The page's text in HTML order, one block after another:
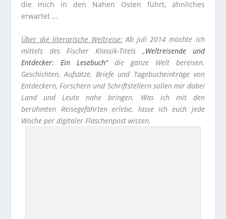
die mich in den Nahen Osten führt, ähnliches
erwartet …
Über die literarische Weltreise: Ab Juli 2014 möchte ich
mittels des Fischer Klassik-Titels „Weltreisende und
Entdecker: Ein Lesebuch“die ganze Welt bereisen.
Geschichten, Aufsätze, Briefe und Tagebucheinträge von
Entdeckern, Forschern und Schriftstellern sollen mir dabei
Land und Leute nahe bringen. Was ich mit den
berühmten Reisegefährten erlebe, lasse ich euch jede
Woche per digitaler Flaschenpost wissen.